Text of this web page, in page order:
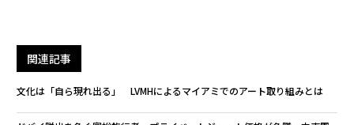
関連記事
文化は「自ら現れ出る」 LVMHによるマイアミでのアート取り組みとは